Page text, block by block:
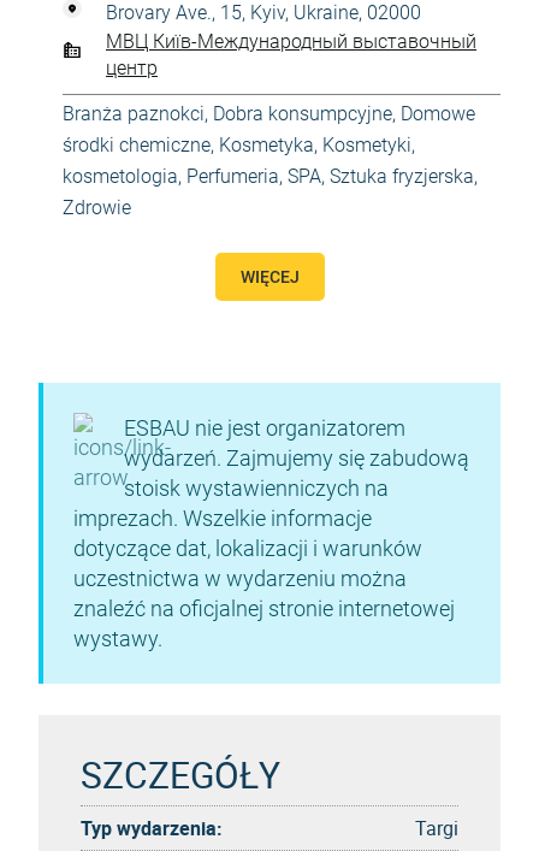
Brovary Ave., 15, Kyiv, Ukraine, 02000
МВЦ Київ-Международный выставочный
центр
Branża paznokci, Dobra konsumpcyjne, Domowe
środki chemiczne, Kosmetyka, Kosmetyki,
kosmetologia, Perfumeria, SPA, Sztuka fryzjerska,
Zdrowie
WIĘCEJ
ESBAU nie jest organizatorem
wydarzeń. Zajmujemy się zabudową
stoisk wystawienniczych na
imprezach. Wszelkie informacje
dotyczące dat, lokalizacji i warunków
uczestnictwa w wydarzeniu można
znaleźć na oficjalnej stronie internetowej
wystawy.
SZCZEGÓŁY
Typ wydarzenia:
Targi